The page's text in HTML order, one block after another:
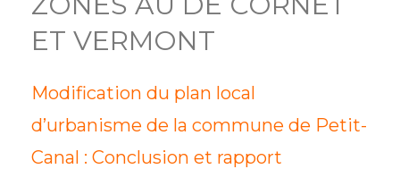
ET VERMONT
Modification du plan local
d’urbanisme de la commune de Petit-
Canal : Conclusion et rapport